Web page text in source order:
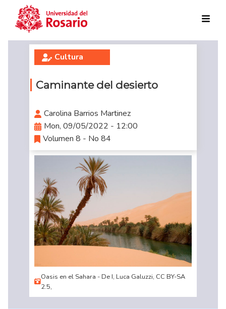
Skip to main content
Cultura
Caminante del desierto
Carolina Barrios Martinez
Mon, 09/05/2022 - 12:00
Volumen 8 - No 84
Oasis en el Sahara - De I, Luca Galuzzi, CC BY-SA
2.5,